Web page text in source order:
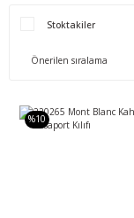
Stoktakiler
%10